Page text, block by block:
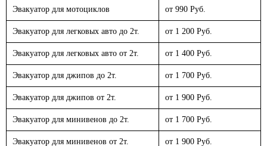
Эвакуатор для мотоциклов от 990 Руб.
Эвакуатор для легковых авто до 2т. от 1 200 Руб.
Эвакуатор для легковых авто от 2т. от 1 400 Руб.
Эвакуатор для джипов до 2т. от 1 700 Руб.
Эвакуатор для джипов от 2т. от 1 900 Руб.
Эвакуатор для минивенов до 2т. от 1 700 Руб.
Эвакуатор для минивенов от 2т. от 1 900 Руб.